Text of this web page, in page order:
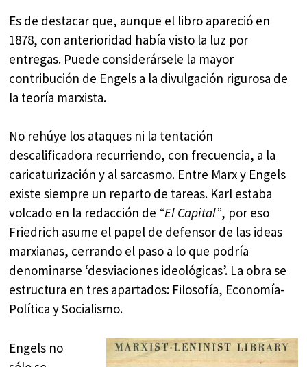
Es de destacar que, aunque el libro apareció en
1878, con anterioridad había visto la luz por
entregas. Puede considerársele la mayor
contribución de Engels a la divulgación rigurosa de
la teoría marxista.
No rehúye los ataques ni la tentación
descalificadora recurriendo, con frecuencia, a la
caricaturización y al sarcasmo. Entre Marx y Engels
existe siempre un reparto de tareas. Karl estaba
volcado en la redacción de “El Capital”, por eso
Friedrich asume el papel de defensor de las ideas
marxianas, cerrando el paso a lo que podría
denominarse ‘desviaciones ideológicas’. La obra se
estructura en tres apartados: Filosofía, Economía-
Política y Socialismo.
Engels no